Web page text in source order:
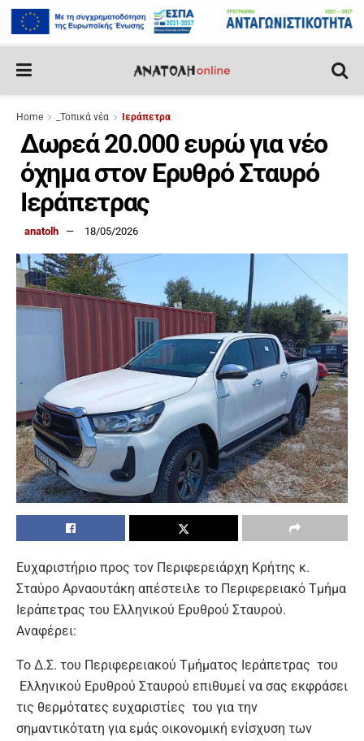
Home _Τοπικά νέα Ιεράπετρα
Δωρεά 20.000 ευρώ για νέο
όχημα στον Ερυθρό Σταυρό
Ιεράπετρας
anatolh 18/05/2026
Ευχαριστήριο προς τον Περιφερειάρχη Κρήτης κ.
Σταύρο Αρναουτάκη απέστειλε το Περιφερειακό Τμήμα
Ιεράπετρας του Ελληνικού Ερυθρού Σταυρού.
Αναφέρει:
Το Δ.Σ. του Περιφερειακού Τμήματος Ιεράπετρας του
Ελληνικού Ερυθρού Σταυρού επιθυμεί να σας εκφράσει
τις θερμότατες ευχαριστίες του για την
σημαντικότατη για εμάς οικονομική ενίσχυση των